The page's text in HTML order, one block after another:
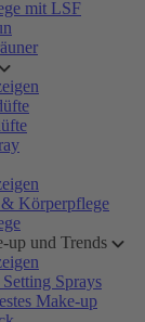
mit LSF
Körperpflege
up und Trends
Sprays
Make-up